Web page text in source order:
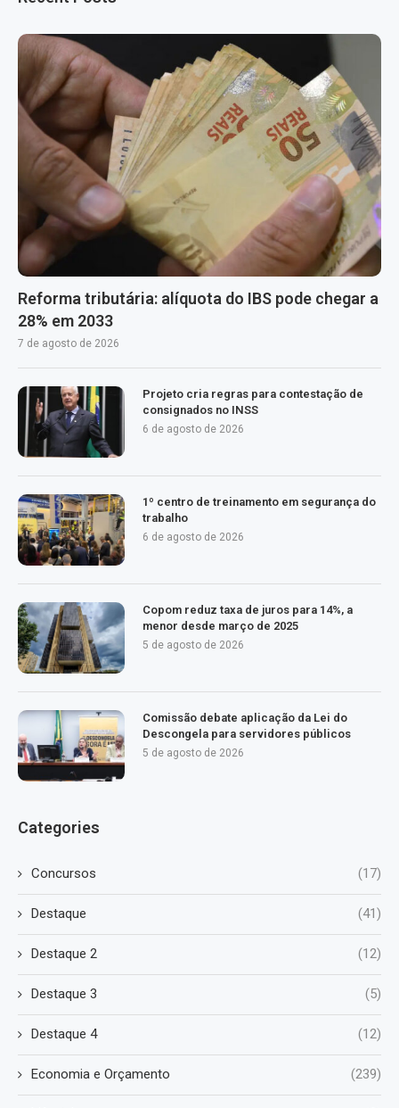
Reforma tributária: alíquota do IBS pode chegar a
28% em 2033
7 de agosto de 2026
Projeto cria regras para contestação de
consignados no INSS
6 de agosto de 2026
1º centro de treinamento em segurança do
trabalho
6 de agosto de 2026
Copom reduz taxa de juros para 14%, a
menor desde março de 2025
5 de agosto de 2026
Comissão debate aplicação da Lei do
Descongela para servidores públicos
5 de agosto de 2026
Categories
Concursos (17)
Destaque (41)
Destaque 2 (12)
Destaque 3 (5)
Destaque 4 (12)
Economia e Orçamento (239)